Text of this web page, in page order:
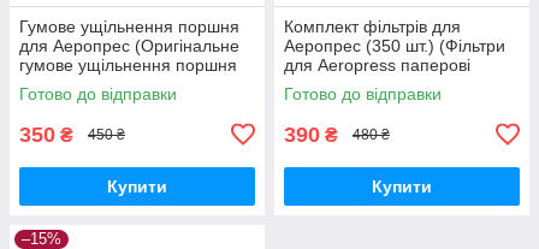
Гумове ущільнення поршня
для Аеропрес (Оригінальне
гумове ущільнення поршня
для кавоварки Аеропрес)
Готово до відправки
350 ₴ 450 ₴
Купити
Комплект фільтрів для
Аеропрес (350 шт.) (Фільтри
для Aeropress паперові
Оригінал)
Готово до відправки
390 ₴ 480 ₴
Купити
–15%